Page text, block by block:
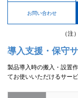
お問い合わせ
（注
導入支援・保守
製品導入時の搬入・設置
てお使いいただけるサー